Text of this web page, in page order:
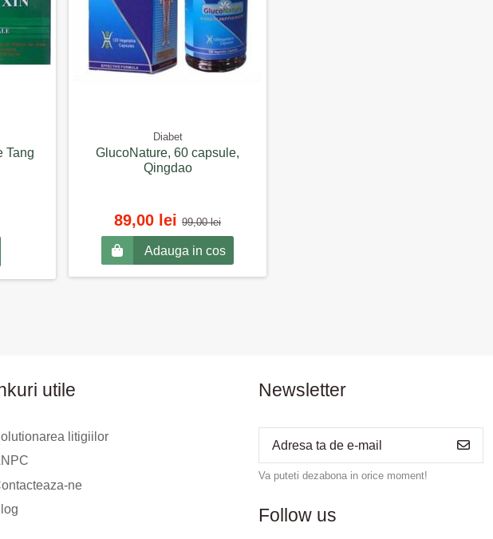
Tang
Diabet
GlucoNature, 60 capsule,
Qingdao
89,00 lei 99,00 lei
Adauga in cos
utile
litigiilor
ne
Newsletter
Va puteti dezabona in orice moment!
Follow us